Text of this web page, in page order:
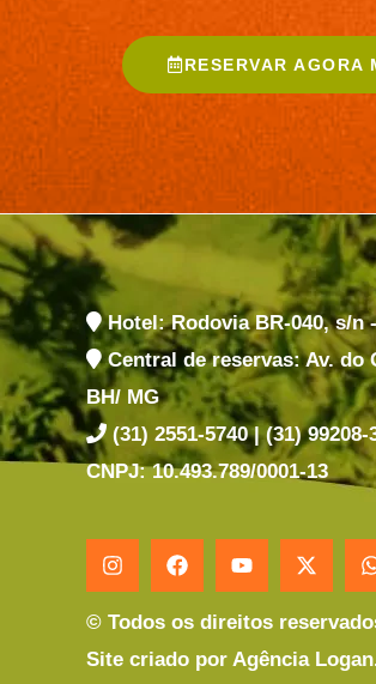
RESERVAR AGORA
Hotel: Rodovia BR-040, s/n
Central de reservas: Av. do
BH/ MG
(31) 2551-5740 | (31) 99208-
CNPJ: 10.493.789/0001-13
© Todos os direitos
Site criado por Agência Logan